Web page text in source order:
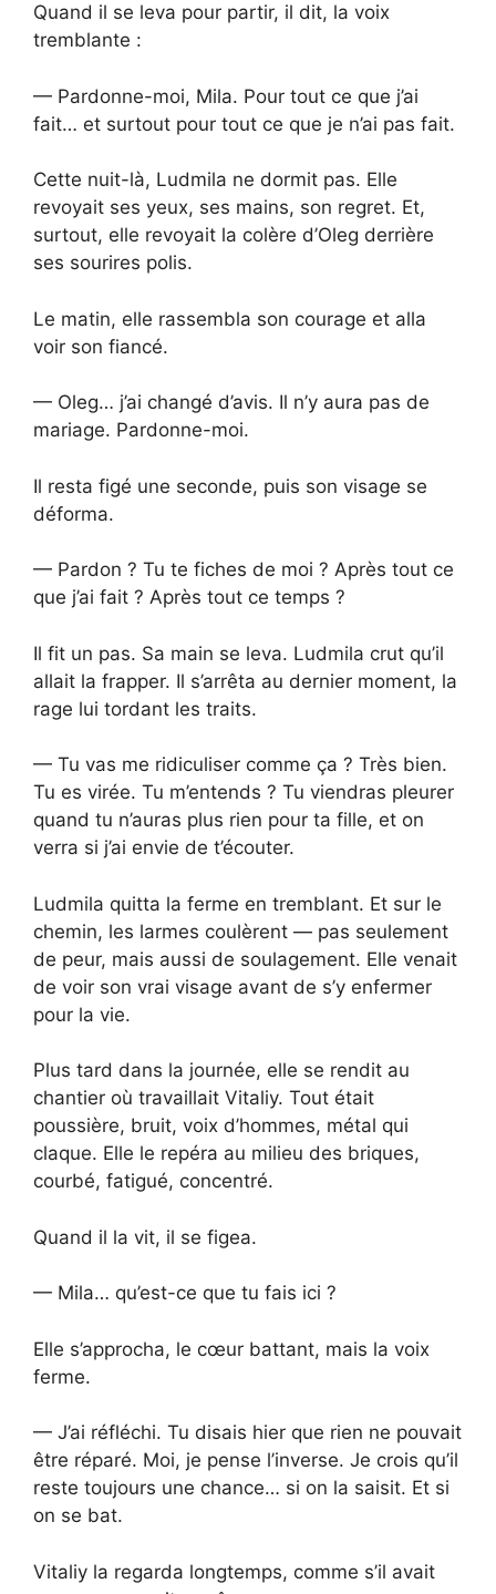
Quand il se leva pour partir, il dit, la voix
tremblante :
— Pardonne-moi, Mila. Pour tout ce que j’ai
fait… et surtout pour tout ce que je n’ai pas fait.
Cette nuit-là, Ludmila ne dormit pas. Elle
revoyait ses yeux, ses mains, son regret. Et,
surtout, elle revoyait la colère d’Oleg derrière
ses sourires polis.
Le matin, elle rassembla son courage et alla
voir son fiancé.
— Oleg… j’ai changé d’avis. Il n’y aura pas de
mariage. Pardonne-moi.
Il resta figé une seconde, puis son visage se
déforma.
— Pardon ? Tu te fiches de moi ? Après tout ce
que j’ai fait ? Après tout ce temps ?
Il fit un pas. Sa main se leva. Ludmila crut qu’il
allait la frapper. Il s’arrêta au dernier moment, la
rage lui tordant les traits.
— Tu vas me ridiculiser comme ça ? Très bien.
Tu es virée. Tu m’entends ? Tu viendras pleurer
quand tu n’auras plus rien pour ta fille, et on
verra si j’ai envie de t’écouter.
Ludmila quitta la ferme en tremblant. Et sur le
chemin, les larmes coulèrent — pas seulement
de peur, mais aussi de soulagement. Elle venait
de voir son vrai visage avant de s’y enfermer
pour la vie.
Plus tard dans la journée, elle se rendit au
chantier où travaillait Vitaliy. Tout était
poussière, bruit, voix d’hommes, métal qui
claque. Elle le repéra au milieu des briques,
courbé, fatigué, concentré.
Quand il la vit, il se figea.
— Mila… qu’est-ce que tu fais ici ?
Elle s’approcha, le cœur battant, mais la voix
ferme.
— J’ai réfléchi. Tu disais hier que rien ne pouvait
être réparé. Moi, je pense l’inverse. Je crois qu’il
reste toujours une chance… si on la saisit. Et si
on se bat.
Vitaliy la regarda longtemps, comme s’il avait